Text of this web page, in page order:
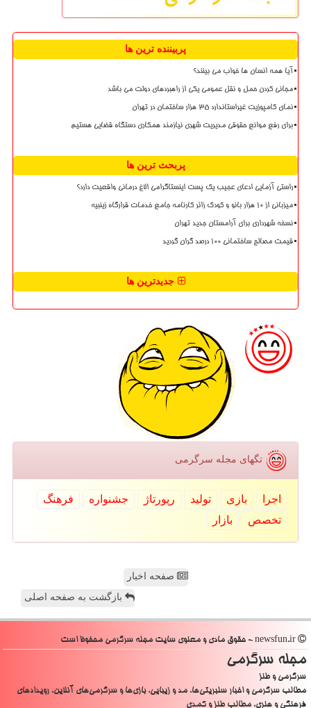
پربیننده ترین ها
آیا همه انسان ها خواب می بینند؟
مجانی کردن حمل و نقل عمومی یکی از راهبردهای دولت می باشد
نمای کامپوزیت غیراستاندارد ۳۵ هزار ساختمان در تهران
برای رفع موانع حقوقی مدیریت شهری نیازمند همکاری دستگاه قضایی هستیم
پربحث ترین ها
راستی آزمایی ادعای عجیب یک پست اینستاگرامی الاغ درمانی واقعیت دارد؟
میزبانی از ۱۰ هزار بانو و کودک زائر کارنامه جامع خدمات قرارگاه زینبیه
نسخه شهرداری برای آرامستان جدید تهران
قیمت مصالح ساختمانی ۱۰۰ درصد گران گردید
جدیدترین ها
تگهای مجله سرگرمی
اجرا بازی تولید رپورتاژ جشنواره
فرهنگ
تخصص
بازار
صفحه اخبار
بازگشت به صفحه اصلی
مجله سرگرمی
سرگرمی و طنز
مطالب سرگرمی و اخبار سلبریتی‌ها، مد و زیبایی، بازی‌ها و سرگرمی‌های آنلاین، رویدادهای
فرهنگی و هنری، مطالب طنز و کمدی